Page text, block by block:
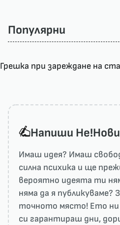
Популярни
Грешка при зареждане на
Напиши
Имаш идея? Имаш
силна психика и ще
вероятно идеята ти
няма да я публикуваме?
точното място! Ето ни
си гарантираш дни,